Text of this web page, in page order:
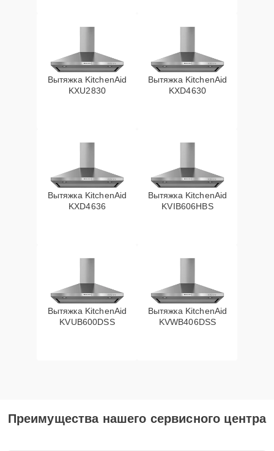
Вытяжка KitchenAid
KXU2830
Вытяжка KitchenAid
KXD4630
Вытяжка KitchenAid
KXD4636
Вытяжка KitchenAid
KVIB606HBS
Вытяжка KitchenAid
KVUB600DSS
Вытяжка KitchenAid
KVWB406DSS
Преимущества нашего сервисного центра